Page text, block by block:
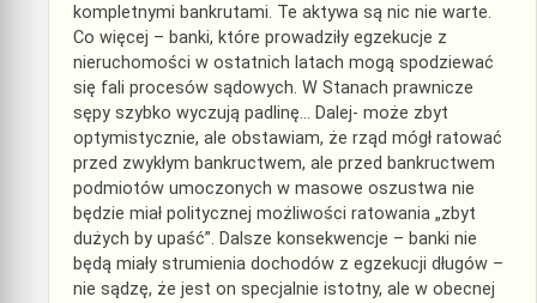
kompletnymi bankrutami. Te aktywa są nic nie warte.
Co więcej – banki, które prowadziły egzekucje z
nieruchomości w ostatnich latach mogą spodziewać
się fali procesów sądowych. W Stanach prawnicze
sępy szybko wyczują padlinę… Dalej- może zbyt
optymistycznie, ale obstawiam, że rząd mógł ratować
przed zwykłym bankructwem, ale przed bankructwem
podmiotów umoczonych w masowe oszustwa nie
będzie miał politycznej możliwości ratowania „zbyt
dużych by upaść”. Dalsze konsekwencje – banki nie
będą miały strumienia dochodów z egzekucji długów –
nie sądzę, że jest on specjalnie istotny, ale w obecnej